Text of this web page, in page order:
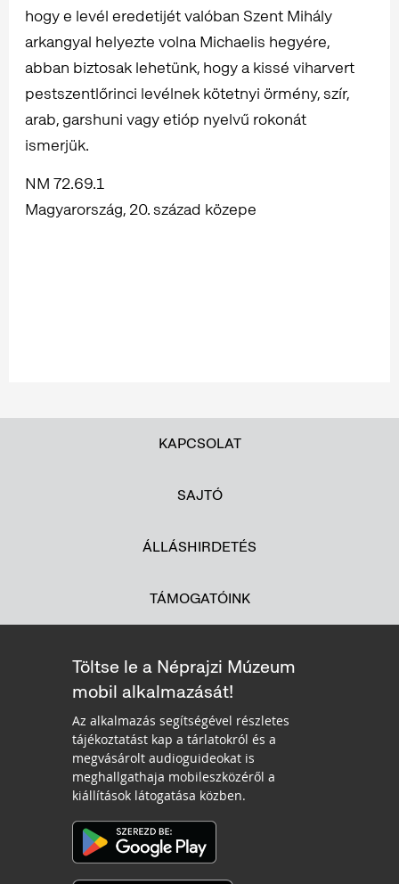
hogy e levél eredetijét valóban Szent Mihály
arkangyal helyezte volna Michaelis hegyére,
abban biztosak lehetünk, hogy a kissé viharvert
pestszentlőrinci levélnek kötetnyi örmény, szír,
arab, garshuni vagy etióp nyelvű rokonát
ismerjük.
NM 72.69.1
Magyarország, 20. század közepe
KAPCSOLAT
SAJTÓ
ÁLLÁSHIRDETÉS
TÁMOGATÓINK
Töltse le a Néprajzi Múzeum
mobil alkalmazását!
Az alkalmazás segítségével részletes
tájékoztatást kap a tárlatokról és a
megvásárolt audioguideokat is
meghallgathaja mobileszközéről a
kiállítások látogatása közben.